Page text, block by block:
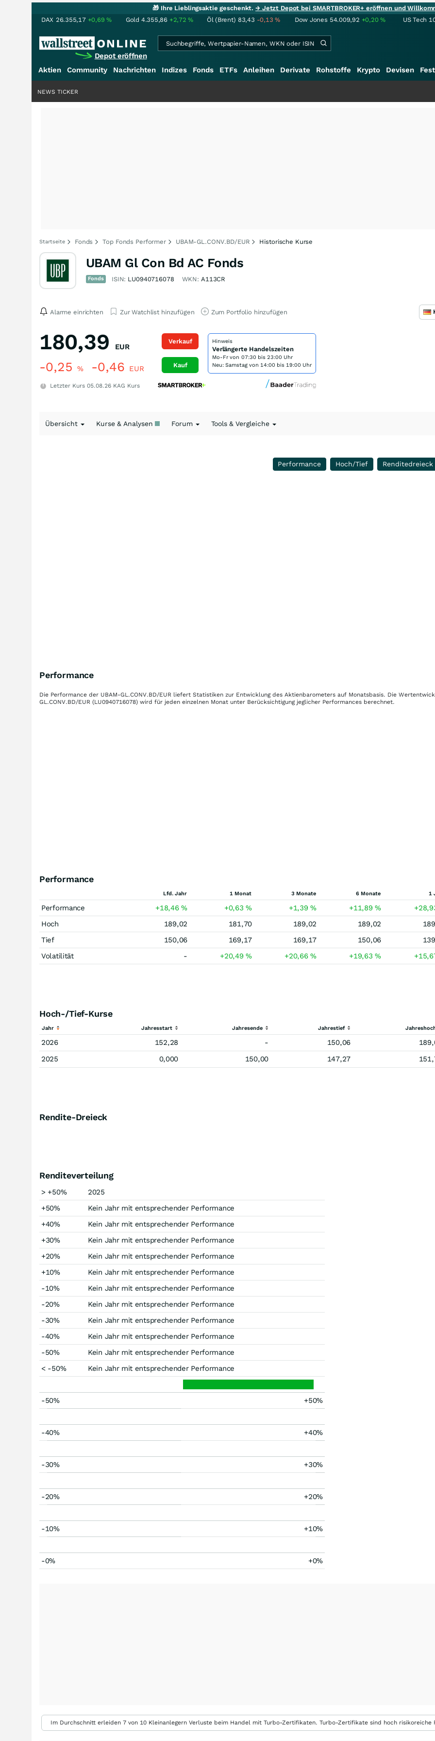
🎁 Ihre Lieblingsaktie geschenkt.→ Jetzt Depot bei SMARTBROKER+ eröffnen und
DAX 26.355,17 +0,69% Gold 4.355,86 +2,72% Öl (Brent) 83,43 -0,13% Dow Jones 54.009,92 +0,20% US Tech
Depot eröffnen
Aktien Community Nachrichten Indizes Fonds ETFs Anleihen Derivate Rohstoffe Krypto Devisen
NEWS TICKER
Startseite Fonds Top Fonds Performer UBAM-GL.CONV.BD/EUR Historische Kurse
UBAM Gl Con Bd AC Fonds
Fonds ISIN: LU0940716078 WKN: A113CR
Alarme einrichten Zur Watchlist hinzufügen Zum Portfolio hinzufügen
180,39 EUR
-0,25 % -0,46 EUR
Letzter Kurs 05.08.26 KAG Kurs
Verkauf
Kauf
Hinweis
Verlängerte Handelszeiten
Mo-Fr von 07:30 bis 23:00 Uhr
Neu: Samstag von 14:00 bis 19:00 Uhr
Übersicht Kurse & Analysen Forum Tools & Vergleiche
Performance Hoch/Tief Renditedreieck
Performance
Die Performance der UBAM-GL.CONV.BD/EUR liefert Statistiken zur Entwicklung des Aktienbarometers auf Monatsbasis. Die
GL.CONV.BD/EUR (LU0940716078) wird für jeden einzelnen Monat unter Berücksichtigung jeglicher Performances berechnet.
Performance
Lfd. Jahr 1 Monat 3 Monate 6 Monate 1
Performance +18,46% +0,63% +1,39% +11,89%
Hoch
189,02 181,70 189,02 189,02
Tief
150,06 169,17 169,17 150,06
Volatilität
- +20,49% +20,66% +19,63%
Hoch-/Tief-Kurse
Jahr Jahresstart Jahresende Jahrestief
2026 152,28 - 150,06
2025
0,000 150,00 147,27
Rendite-Dreieck
Renditeverteilung
> +50%
2025
+50%
Kein Jahr mit entsprechender Performance
+40%
Kein Jahr mit entsprechender Performance
+30%
Kein Jahr mit entsprechender Performance
+20%
Kein Jahr mit entsprechender Performance
+10%
Kein Jahr mit entsprechender Performance
-10%
Kein Jahr mit entsprechender Performance
-20%
Kein Jahr mit entsprechender Performance
-30%
Kein Jahr mit entsprechender Performance
-40%
Kein Jahr mit entsprechender Performance
-50%
Kein Jahr mit entsprechender Performance
< -50%
Kein Jahr mit entsprechender Performance
-50% +50%
-40% +40%
-30% +30%
-20% +20%
-10% +10%
-0% +0%
Im Durchschnitt erleiden 7 von 10 Kleinanlegern Verluste beim Handel mit Turbo-Zertifikaten. Turbo-Zertifikate sind hoch